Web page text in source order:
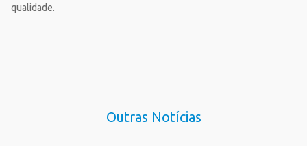
qualidade.
Outras Notícias